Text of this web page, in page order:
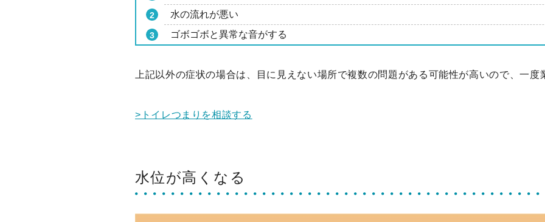
水の流れが悪い
ゴボゴボと異常な音がする
上記以外の症状の場合は、目に見えない場所で複数の問題がある可能性が高いので、一
>トイレつまりを相談する
水位が高くなる